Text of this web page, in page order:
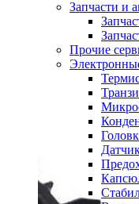
Запчасти и
Прочие